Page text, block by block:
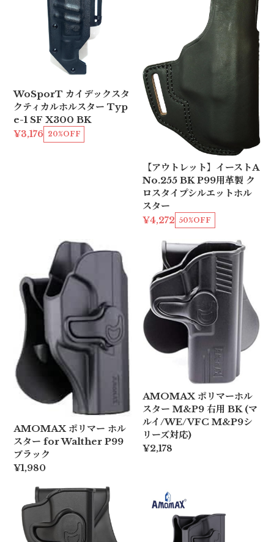
WoSporT カイデックスタ
クティカルホルスター Typ
e-1 SF X300 BK
¥3,176 20%OFF
【アウトレット】イーストA
No.255 BK P99用革製 ク
ロスタイプシルエットホル
スター
¥4,272 50%OFF
AMOMAX ポリマー ホル
スター for Walther P99
ブラック
¥1,980
AMOMAX ポリマーホル
スター M&P9 右用 BK (マ
ルイ/WE/VFC M&P9シ
リーズ対応)
¥2,178